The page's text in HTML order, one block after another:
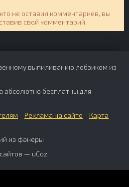
не оставил комментариев, вы
свой комментарий.
выпиливанию лобзиком из
абсолютно бесплатны для
Реклама на сайте
Карта
из фанеры
— uCoz